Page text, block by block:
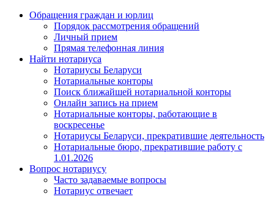
Обращения граждан и юрлиц
Порядок рассмотрения обращений
Личный прием
Прямая телефонная линия
Найти нотариуса
Нотариусы Беларуси
Нотариальные конторы
Поиск ближайшей нотариальной конторы
Онлайн запись на прием
Нотариальные конторы, работающие в
воскресенье
Нотариусы Беларуси, прекратившие деятельность
Нотариальные бюро, прекратившие работу с
1.01.2026
Вопрос нотариусу
Часто задаваемые вопросы
Нотариус отвечает